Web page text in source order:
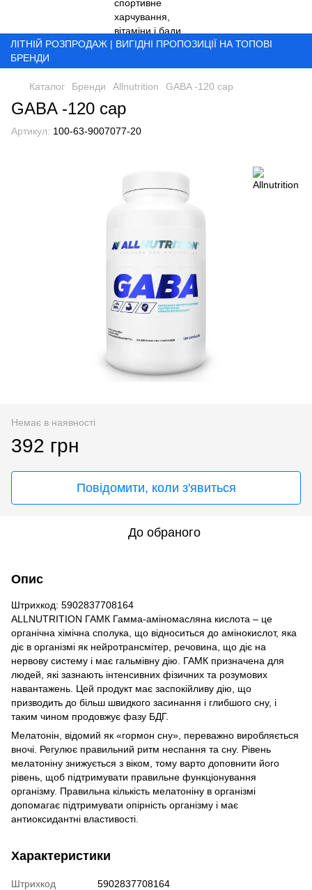
ЛІТНІЙ РОЗПРОДАЖ | ВИГІДНІ ПРОПОЗИЦІЇ НА ТОПОВІ
БРЕНДИ
Каталог Бренди Allnutrition GABA -120 cap
GABA -120 cap
Артикул: 100-63-9007077-20
Немає в наявності
392 грн
Повідомити, коли з'явиться
До обраного
Опис
Штрихкод: 5902837708164
ALLNUTRITION ГАМК Гамма-аміномасляна кислота – це
органічна хімічна сполука, що відноситься до амінокислот, яка
діє в організмі як нейротрансмітер, речовина, що діє на
нервову систему і має гальмівну дію. ГАМК призначена для
людей, які зазнають інтенсивних фізичних та розумових
навантажень. Цей продукт має заспокійливу дію, що
призводить до більш швидкого засинання і глибшого сну, і
таким чином продовжує фазу БДГ.
Мелатонін, відомий як «гормон сну», переважно виробляється
вночі. Регулює правильний ритм неспання та сну. Рівень
мелатоніну знижується з віком, тому варто доповнити його
рівень, щоб підтримувати правильне функціонування
організму. Правильна кількість мелатоніну в організмі
допомагає підтримувати опірність організму і має
антиоксидантні властивості.
Характеристики
Штрихкод
5902837708164